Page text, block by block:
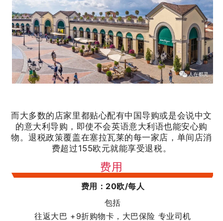
而大多数的店家里都贴心配有中国导购或是会说中文
的意大利导购，即使不会英语意大利语也能安心购
物。退税政策覆盖在塞拉瓦莱的每一家店，单间店消
费超过155欧元就能享受退税。
费用
费用：20欧/每人
包括
往返大巴 +9折购物卡，大巴保险 专业司机